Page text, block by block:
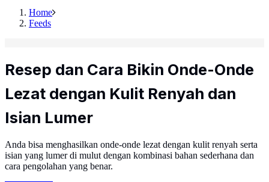
Home
Feeds
Resep dan Cara Bikin Onde-Onde
Lezat dengan Kulit Renyah dan
Isian Lumer
Anda bisa menghasilkan onde-onde lezat dengan kulit renyah serta
isian yang lumer di mulut dengan kombinasi bahan sederhana dan
cara pengolahan yang benar.